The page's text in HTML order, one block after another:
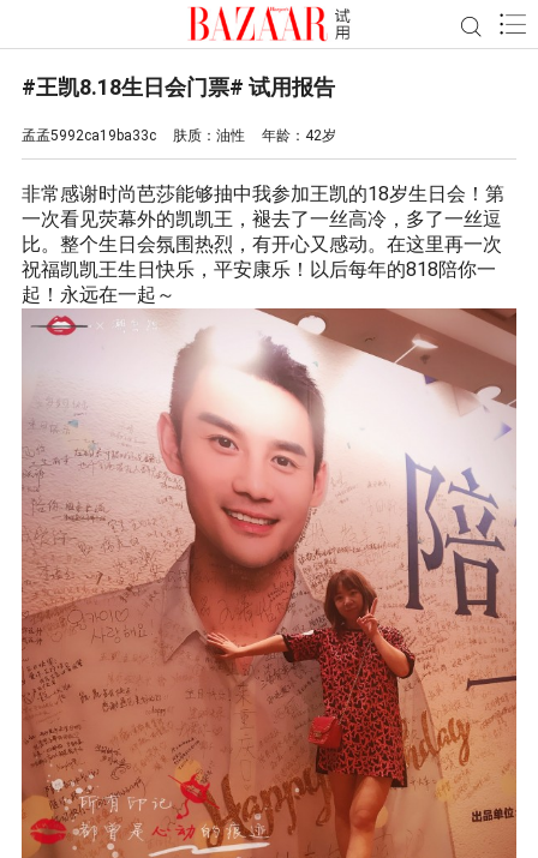
#王凯8.18生日会门票# 试用报告
孟孟5992ca19ba33c 肤质： 油性 年龄： 42岁
非常感谢时尚芭莎能够抽中我参加王凯的18岁生日会！第
一次看见荧幕外的凯凯王，褪去了一丝高冷，多了一丝逗
比。整个生日会氛围热烈，有开心又感动。在这里再一次
祝福凯凯王生日快乐，平安康乐！以后每年的818陪你一
起！永远在一起～